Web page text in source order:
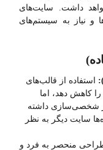
داشت. سایت‌های
و نیاز به سیستم‌های
استفاده از قالب‌های
را کاهش دهد، اما
شخصی‌سازی داشته
سایت دیگر به نظر
منحصر به فرد و